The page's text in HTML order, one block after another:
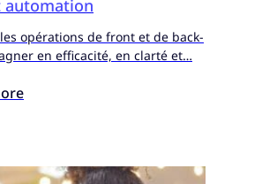
opérations de front et de back-
en efficacité, en clarté et…